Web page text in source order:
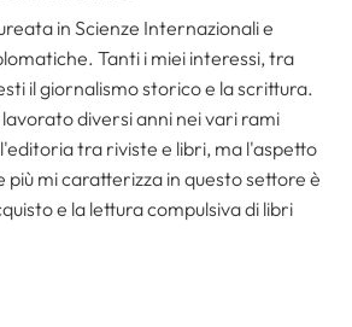
in Scienze Internazionali e
Tanti i miei interessi, tra
il giornalismo storico e la scrittura.
lavorato diversi anni nei vari rami
tra riviste e libri, ma l'aspetto
più mi caratterizza in questo settore è
e la lettura compulsiva di libri